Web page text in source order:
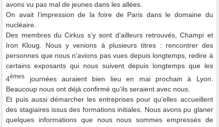
avons vu pas mal de jeunes dans les allées.
On avait l’impression de la foire de Paris dans le domaine du
nucléaire.
Des membres du Cirkus s’y sont d’ailleurs retrouvés, Champi et
Iron Kloug. Nous y venions à plusieurs titres : rencontrer des
personnes que nous n’avions pas vues depuis longtemps, redire à
certains exposants qui nous suivent depuis longtemps que les
4èmes
journées auraient bien lieu en mai prochain à Lyon.
Beaucoup nous ont déjà confirmé qu’ils seraient avec nous.
Et puis aussi démarcher les entreprises pour qu’elles accueillent
des stagiaires issus des formations initiales. Nous avons pu glaner
quelques informations que nous nous sommes empressés de